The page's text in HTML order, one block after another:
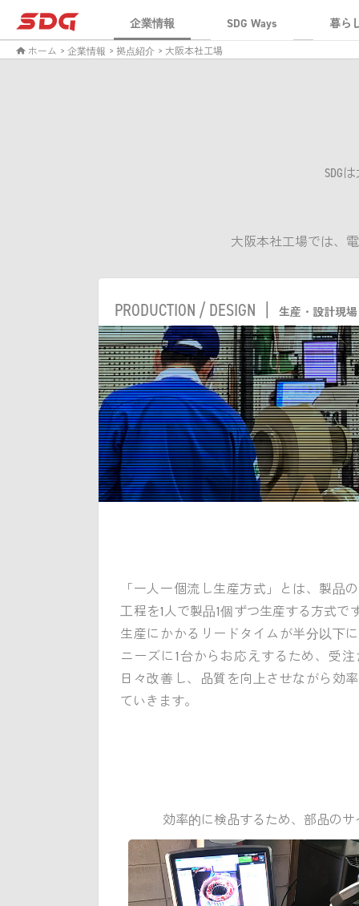
企業情報 SDG Ways 暮ら
ホーム > 企業情報 > 拠点紹介 > 大阪本社工場
SDG
大阪本社工場では、
PRODUCTION / DESIGN | 生産・設計現場
「一人一個流し生産方式」とは、製品
工程を1人で製品1個ずつ生産する方式で
生産にかかるリードタイムが半分以下
ニーズに1台からお応えするため、受
日々改善し、品質を向上させながら効
ていきます。
効率的に検品するため、部品の